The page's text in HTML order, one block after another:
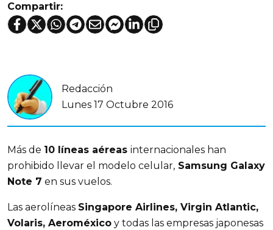
Compartir:
Redacción
Lunes 17 Octubre 2016
Más de 10 líneas aéreas internacionales han
prohibido llevar el modelo celular, Samsung Galaxy
Note 7 en sus vuelos.
Las aerolíneas Singapore Airlines, Virgin Atlantic,
Volaris, Aeroméxico y todas las empresas japonesas